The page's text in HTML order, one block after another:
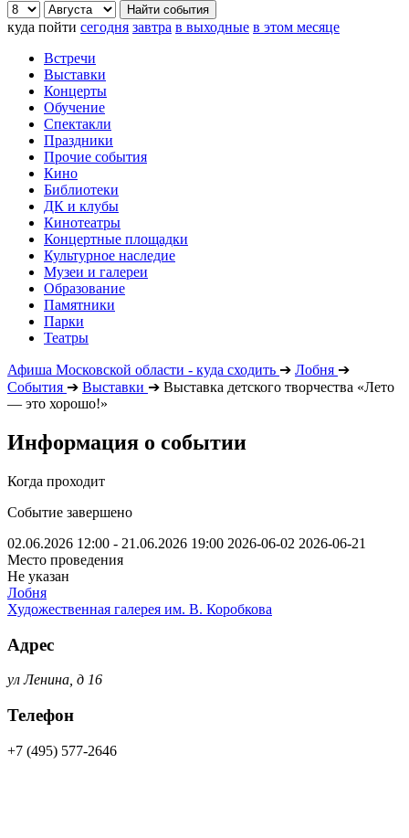
куда пойти сегодня завтра в выходные в этом месяце
Встречи
Выставки
Концерты
Обучение
Спектакли
Праздники
Прочие события
Кино
Библиотеки
ДК и клубы
Кинотеатры
Концертные площадки
Культурное наследие
Музеи и галереи
Образование
Памятники
Парки
Театры
Афиша Московской области - куда сходить ➔ Лобня ➔
События ➔ Выставки ➔ Выставка детского творчества «Лето
— это хорошо!»
Информация о событии
Когда проходит
Событие завершено
02.06.2026 12:00 - 21.06.2026 19:00 2026-06-02 2026-06-21
Место проведения
Не указан
Лобня
Художественная галерея им. В. Коробкова
Адрес
ул Ленина, д 16
Телефон
+7 (495) 577-2646